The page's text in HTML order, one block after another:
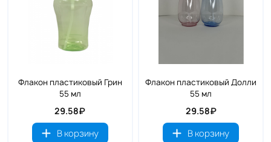
Флакон пластиковый Грин
55 мл
29.58₽
В корзину
Флакон пластиковый Долли
55 мл
29.58₽
В корзину